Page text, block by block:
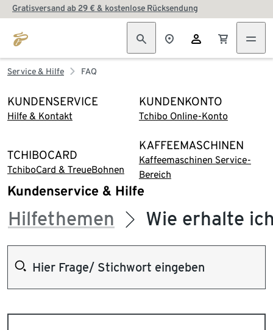
Gratisversand ab 29 € & kostenlose Rücksendung
Service & Hilfe FAQ
KUNDENSERVICE
Hilfe & Kontakt
KUNDENKONTO
Tchibo Online-Konto
TCHIBOCARD
TchiboCard & TreueBohnen
KAFFEEMASCHINEN
Kaffeemaschinen Service-
Bereich
Kundenservice & Hilfe
Hilfethemen Wie erhalte